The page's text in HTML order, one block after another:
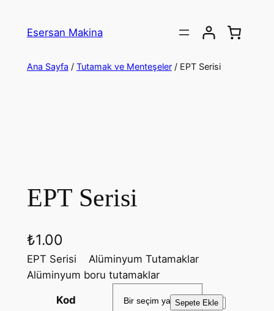
Esersan Makina
Ana Sayfa / Tutamak ve Menteşeler/ EPT Serisi
EPT Serisi
₺1.00
EPT Serisi Alüminyum Tutamaklar
Alüminyum boru tutamaklar
Kod
ESepete Ekle